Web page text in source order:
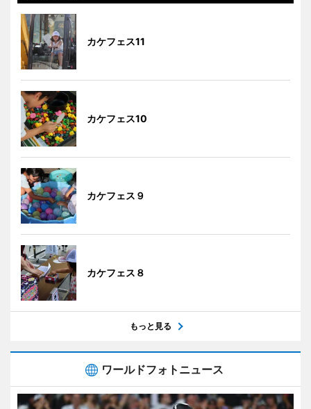
カケフェス11
カケフェス10
カケフェス９
カケフェス８
もっと見る
ワールドフォトニュース